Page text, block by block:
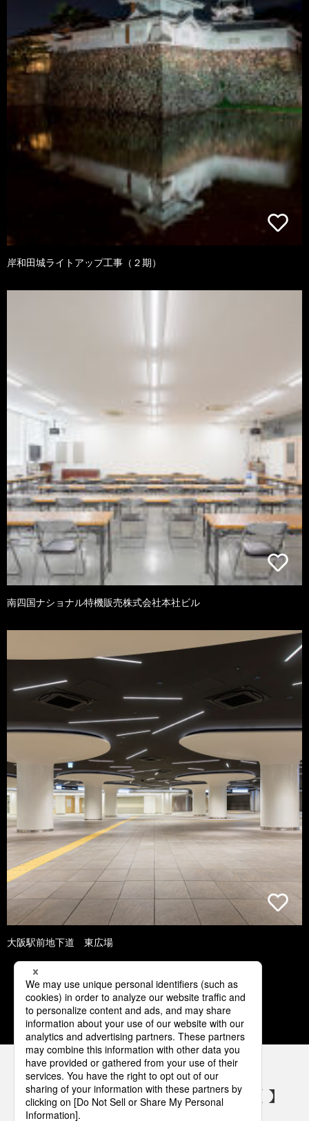
岸和田城ライトアップ工事（２期）
南四国ナショナル特機販売株式会社本社ビル
大阪駅前地下道 東広場
1 2 3 4 5
パナソニックの電気設備 SNSアカウント